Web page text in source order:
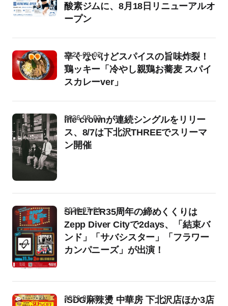
酸素ジムに、8月18日リニューアルオ
ープン
辛くないけどスパイスの旨味炸裂！
鶏ッキー「冷やし親鶏お蕎麦 スパイ
スカレーver」
2026-08-02
life crownが連続シングルをリリー
ス、8/7は下北沢THREEでスリーマ
ン開催
2026-08-02
SHELTER35周年の締めくくりは
Zepp Diver Cityで2days、「結束バ
ンド」「サバシスター」「フラワー
カンパニーズ」が出演！
2026-07-31
iSDG麻辣燙 中華房 下北沢店ほか3店
2026-07-31